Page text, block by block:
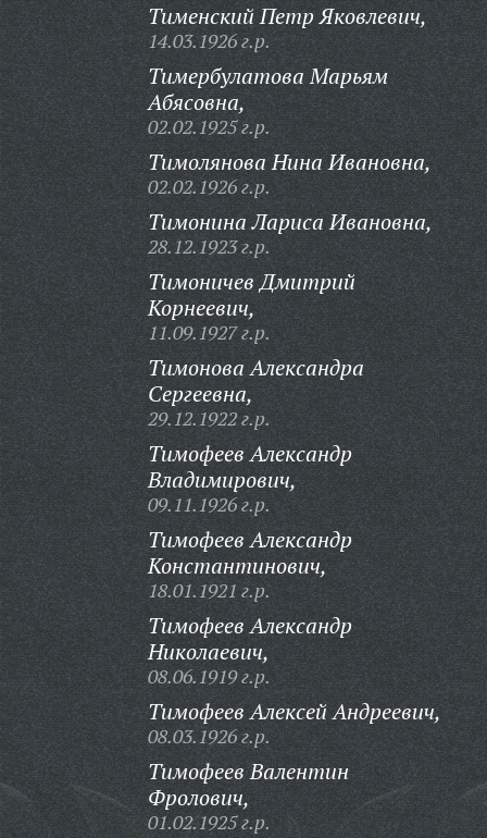
Тименский Петр Яковлевич,
14.03.1926 г.р.
Тимербулатова Марьям
Абясовна,
02.02.1925 г.р.
Тимолянова Нина Ивановна,
02.02.1926 г.р.
Тимонина Лариса Ивановна,
28.12.1923 г.р.
Тимоничев Дмитрий
Корнеевич,
11.09.1927 г.р.
Тимонова Александра
Сергеевна,
29.12.1922 г.р.
Тимофеев Александр
Владимирович,
09.11.1926 г.р.
Тимофеев Александр
Константинович,
18.01.1921 г.р.
Тимофеев Александр
Николаевич,
08.06.1919 г.р.
Тимофеев Алексей Андреевич,
08.03.1926 г.р.
Тимофеев Валентин
Фролович,
01.02.1925 г.р.